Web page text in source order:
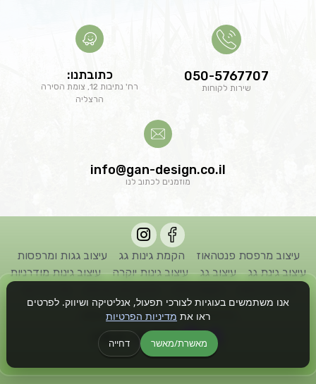
אנו משתמשים בעוגיות לצורכי תפעול, אנליטיקה ושיווק. לפרטים
ראו את מדיניות הפרטיות
מאשרת/מאשר דחייה
050-5767707
שירות לקוחות
info@gan-design.co.il
מוזמנים לכתוב לנו
כתובתנו:
רח' נתיבות 12, צומת הסירה
הרצליה
עיצוב מרפסת פנטהאוז הקמת גינות גג
עיצוב גגות ומרפסות
עיצוב גינת גג
עיצוב גג עיצוב גינות יוקרה
עיצוב גינות מודרניות
כל הזכויות שמורות לחברת גן דיזיין © 2022